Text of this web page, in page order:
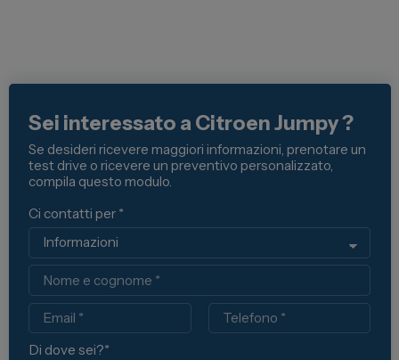
Sei interessato a Citroen Jumpy ?
Se desideri ricevere maggiori informazioni, prenotare un
test drive o ricevere un preventivo personalizzato,
compila questo modulo.
Ci contatti per *
Nome
Email Telefono
Di dove sei?*